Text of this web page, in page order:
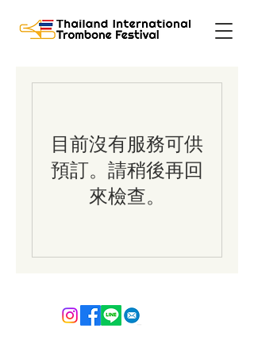
目前沒有服務可供
預訂。請稍後再回
來檢查。